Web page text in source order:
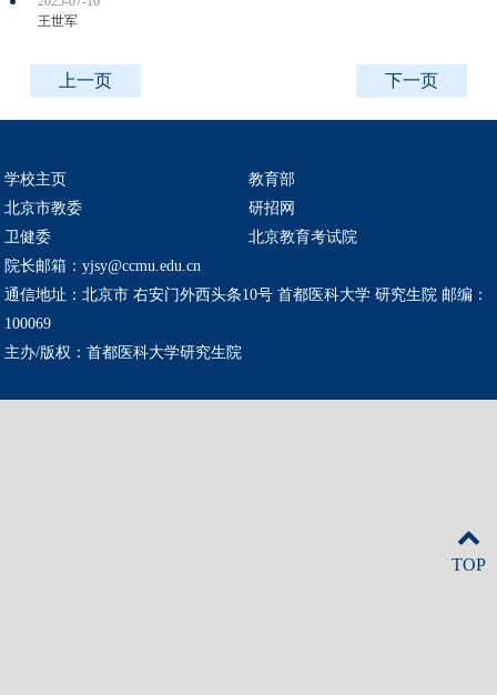
王世军
上一页 下一页
学校主页
教育部
北京市教委
研招网
卫健委
北京教育考试院
院长邮箱：yjsy@ccmu.edu.cn
通信地址：北京市 右安门外西头条10号 首都医科大学 研究生院 邮编：
100069
主办/版权：首都医科大学研究生院
TOP